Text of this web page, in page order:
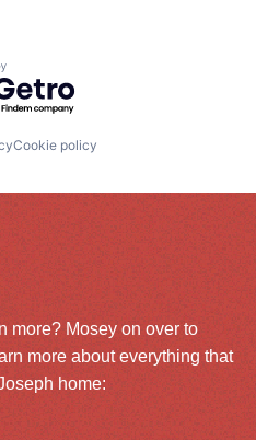
by Getro.com
Cookie policy
more? Mosey on over to
more about everything that
home: